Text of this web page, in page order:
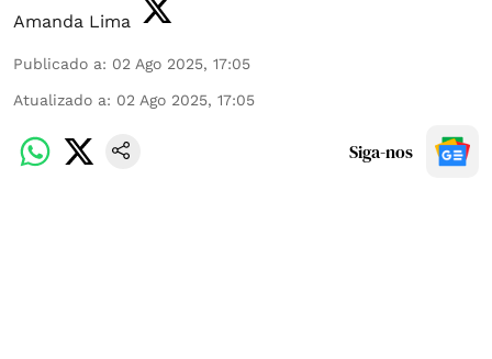
Amanda Lima
Publicado a: 02 Ago 2025, 17:05
Atualizado a: 02 Ago 2025, 17:05
Siga-nos